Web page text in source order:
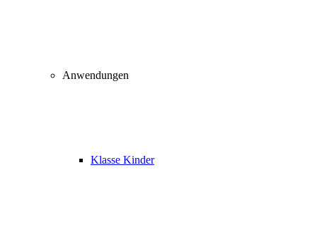
Anwendungen
Klasse Kinder